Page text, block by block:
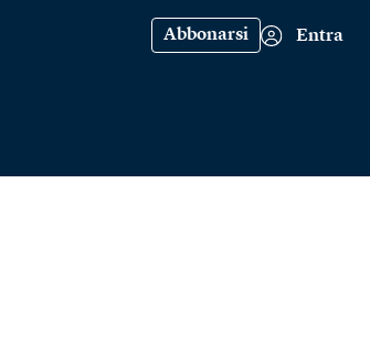
Abbonarsi Entra